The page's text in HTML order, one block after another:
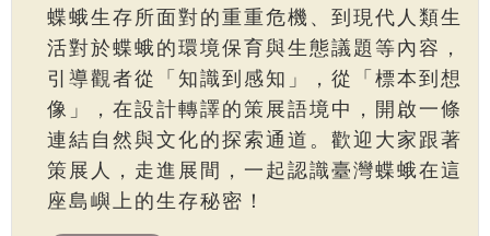
蝶蛾生存所面對的重重危機、到現代人類生
活對於蝶蛾的環境保育與生態議題等內容，
引導觀者從「知識到感知」，從「標本到想
像」，在設計轉譯的策展語境中，開啟一條
連結自然與文化的探索通道。歡迎大家跟著
策展人，走進展間，一起認識臺灣蝶蛾在這
座島嶼上的生存秘密！